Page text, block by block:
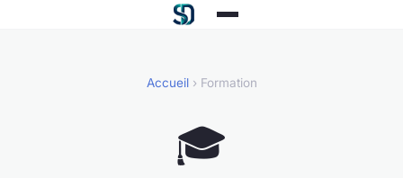
Accueil› Formation
🎓